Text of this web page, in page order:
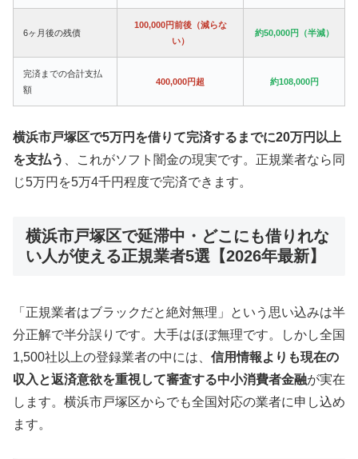
6ヶ月後の残債
100,000円前後（減らな
い）
約50,000円（半減）
完済までの合計支払
額
400,000円超 約108,000円
横浜市戸塚区で5万円を借りて完済するまでに20万円以上
を支払う
、これがソフト闇金の現実です。正規業者なら同
じ5万円を5万4千円程度で完済できます。
横浜市戸塚区で延滞中・どこにも借りれな
い人が使える正規業者5選【2026年最新】
「正規業者はブラックだと絶対無理」という思い込みは半
分正解で半分誤りです。大手はほぼ無理です。しかし全国
1,500社以上の登録業者の中には、 信用情報よりも現在の
収入と返済意欲を重視して審査する中小消費者金融が実在
します。横浜市戸塚区からでも全国対応の業者に申し込め
ます。